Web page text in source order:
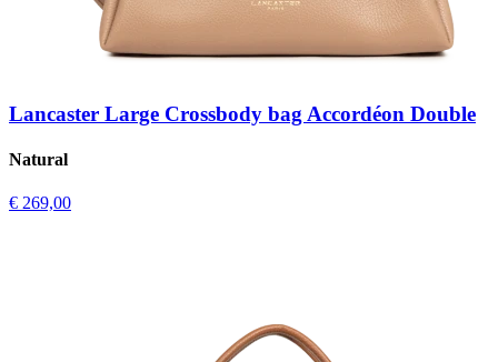
Lancaster Large Crossbody bag Accordéon Double
Natural
€ 269,00